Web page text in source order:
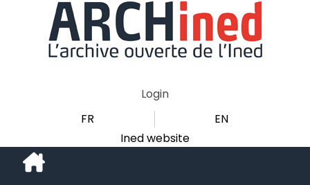
Login
FR
EN
Ined website